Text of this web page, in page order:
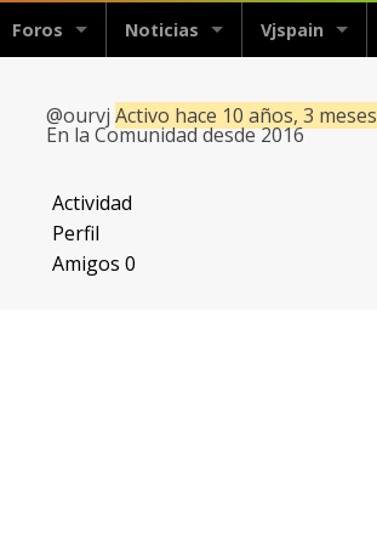
Foros Noticias Vjspain
@ourvj Activo hace 10 años, 3 meses
En la Comunidad desde 2016
Actividad
Perfil
Amigos0